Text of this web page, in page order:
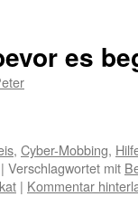
es
, Cyber-Mobbing,
| Verschlagwortet mit
| Kommentar